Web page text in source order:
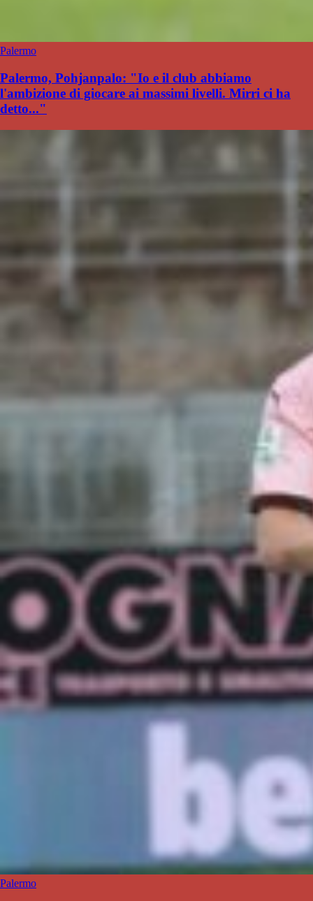
Palermo
Palermo, Pohjanpalo: "Io e il club abbiamo
l'ambizione di giocare ai massimi livelli. Mirri ci ha
detto..."
Palermo